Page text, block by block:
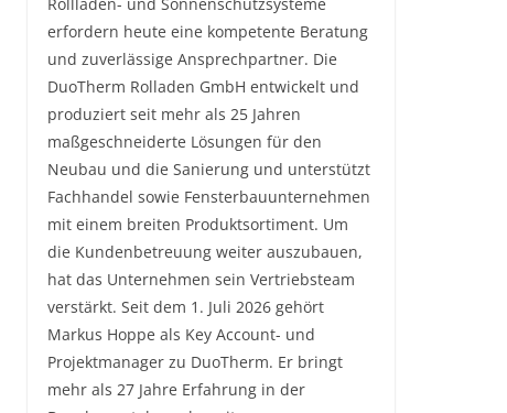
erfordern heute eine kompetente Beratung
und zuverlässige Ansprechpartner. Die
DuoTherm Rolladen GmbH entwickelt und
produziert seit mehr als 25 Jahren
maßgeschneiderte Lösungen für den
Neubau und die Sanierung und unterstützt
Fachhandel sowie Fensterbauunternehmen
mit einem breiten Produktsortiment. Um
die Kundenbetreuung weiter auszubauen,
hat das Unternehmen sein Vertriebsteam
verstärkt. Seit dem 1. Juli 2026 gehört
Markus Hoppe als Key Account- und
Projektmanager zu DuoTherm. Er bringt
mehr als 27 Jahre Erfahrung in der